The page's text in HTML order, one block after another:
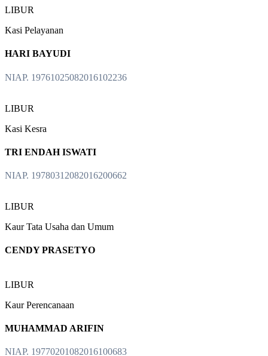
LIBUR
Kasi Pelayanan
HARI BAYUDI
NIAP. 19761025082016102236
LIBUR
Kasi Kesra
TRI ENDAH ISWATI
NIAP. 19780312082016200662
LIBUR
Kaur Tata Usaha dan Umum
CENDY PRASETYO
LIBUR
Kaur Perencanaan
MUHAMMAD ARIFIN
NIAP. 19770201082016100683